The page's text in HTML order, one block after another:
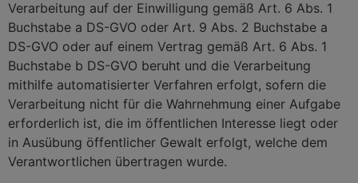
Verarbeitung auf der Einwilligung gemäß Art. 6 Abs. 1
Buchstabe a DS-GVO oder Art. 9 Abs. 2 Buchstabe a
DS-GVO oder auf einem Vertrag gemäß Art. 6 Abs. 1
Buchstabe b DS-GVO beruht und die Verarbeitung
mithilfe automatisierter Verfahren erfolgt, sofern die
Verarbeitung nicht für die Wahrnehmung einer Aufgabe
erforderlich ist, die im öffentlichen Interesse liegt oder
in Ausübung öffentlicher Gewalt erfolgt, welche dem
Verantwortlichen übertragen wurde.